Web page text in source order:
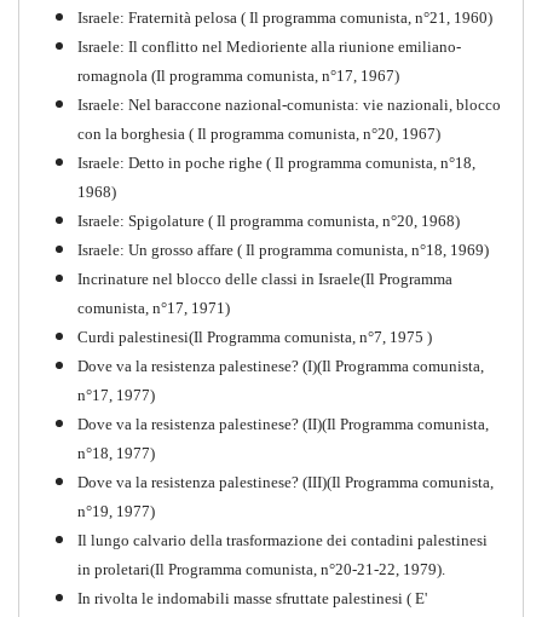
Storia della Sinistra
Comunista V
Israele: Fraternità pelosa ( Il programma comunista, n°21, 1960)
Israele: Il conflitto nel Medioriente alla riunione emiliano-
romagnola (Il programma comunista, n°17, 1967)
Israele: Nel baraccone nazional-comunista: vie nazionali, blocco
con la borghesia ( Il programma comunista, n°20, 1967)
Israele: Detto in poche righe ( Il programma comunista, n°18,
1968)
Israele: Spigolature ( Il programma comunista, n°20, 1968)
Israele: Un grosso affare ( Il programma comunista, n°18, 1969)
Incrinature nel blocco delle classi in Israele(Il Programma
comunista, n°17, 1971)
Curdi palestinesi(Il Programma comunista, n°7, 1975 )
Dove va la resistenza palestinese? (I)(Il Programma comunista,
n°17, 1977)
Dove va la resistenza palestinese? (II)(Il Programma comunista,
n°18, 1977)
Dove va la resistenza palestinese? (III)(Il Programma comunista,
n°19, 1977)
Il lungo calvario della trasformazione dei contadini palestinesi
in proletari(Il Programma comunista, n°20-21-22, 1979).
In rivolta le indomabili masse sfruttate palestinesi ( E'